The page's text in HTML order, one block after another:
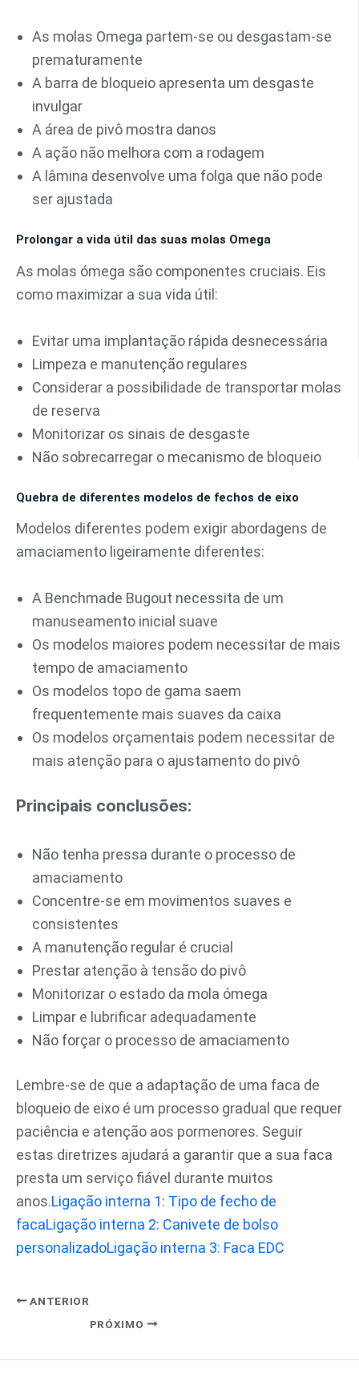
As molas Omega partem-se ou desgastam-se
prematuramente
A barra de bloqueio apresenta um desgaste
invulgar
A área de pivô mostra danos
A ação não melhora com a rodagem
A lâmina desenvolve uma folga que não pode
ser ajustada
Prolongar a vida útil das suas molas Omega
As molas ómega são componentes cruciais. Eis
como maximizar a sua vida útil:
Evitar uma implantação rápida desnecessária
Limpeza e manutenção regulares
Considerar a possibilidade de transportar molas
de reserva
Monitorizar os sinais de desgaste
Não sobrecarregar o mecanismo de bloqueio
Quebra de diferentes modelos de fechos de eixo
Modelos diferentes podem exigir abordagens de
amaciamento ligeiramente diferentes:
A Benchmade Bugout necessita de um
manuseamento inicial suave
Os modelos maiores podem necessitar de mais
tempo de amaciamento
Os modelos topo de gama saem
frequentemente mais suaves da caixa
Os modelos orçamentais podem necessitar de
mais atenção para o ajustamento do pivô
Principais conclusões:
Não tenha pressa durante o processo de
amaciamento
Concentre-se em movimentos suaves e
consistentes
A manutenção regular é crucial
Prestar atenção à tensão do pivô
Monitorizar o estado da mola ómega
Limpar e lubrificar adequadamente
Não forçar o processo de amaciamento
Lembre-se de que a adaptação de uma faca de
bloqueio de eixo é um processo gradual que requer
paciência e atenção aos pormenores. Seguir
estas diretrizes ajudará a garantir que a sua faca
presta um serviço fiável durante muitos
anos.Ligação interna 1: Tipo de fecho de
facaLigação interna 2: Canivete de bolso
personalizadoLigação interna 3: Faca EDC
ANTERIOR
PRÓXIMO